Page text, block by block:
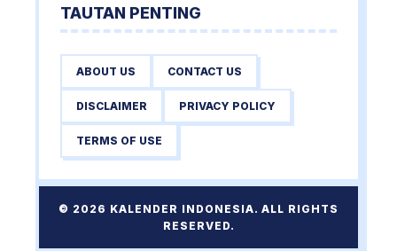
TAUTAN PENTING
ABOUT US CONTACT US
DISCLAIMER PRIVACY POLICY
TERMS OF USE
© 2026 KALENDER INDONESIA. ALL RIGHTS
RESERVED.